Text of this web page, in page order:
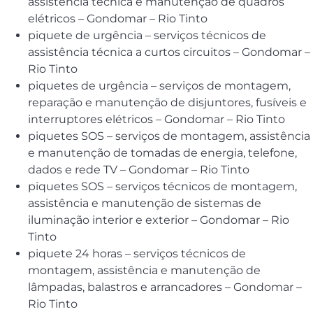
elétricos – Gondomar – Rio Tinto
piquete de urgência – serviços técnicos de
assistência técnica a curtos circuitos – Gondomar –
Rio Tinto
piquetes de urgência – serviços de montagem,
reparação e manutenção de disjuntores, fusíveis e
interruptores elétricos – Gondomar – Rio Tinto
piquetes SOS – serviços de montagem, assistência
e manutenção de tomadas de energia, telefone,
dados e rede TV – Gondomar – Rio Tinto
piquetes SOS – serviços técnicos de montagem,
assistência e manutenção de sistemas de
iluminação interior e exterior – Gondomar – Rio
Tinto
piquete 24 horas – serviços técnicos de
montagem, assistência e manutenção de
lâmpadas, balastros e arrancadores – Gondomar –
Rio Tinto